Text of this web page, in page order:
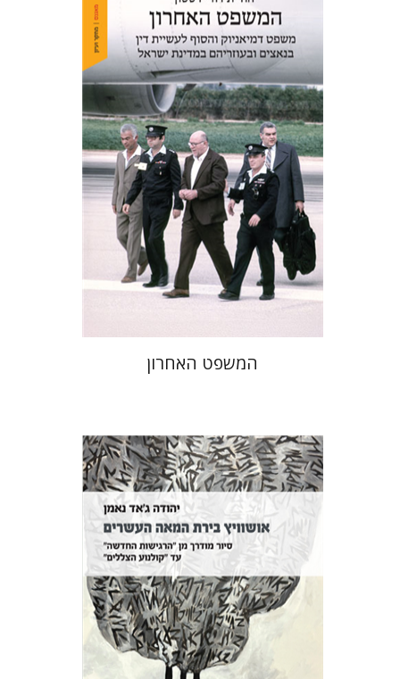
יהודית דורי דסטון
הנחת אתר ספר מודפס
$46
$41
המשפט האחרון
יהודה ג'אד נאמן